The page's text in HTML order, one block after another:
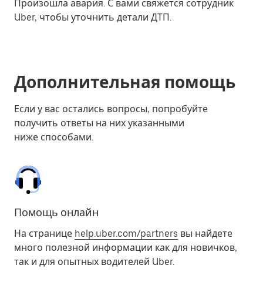
Произошла авария. С вами свяжется сотрудник
Uber, чтобы уточнить детали ДТП.
Дополнительная помощь
Если у вас остались вопросы, попробуйте
получить ответы на них указанными
ниже способами.
Помощь онлайн
На странице help.uber.com/partners вы найдете
много полезной информации как для новичков,
так и для опытных водителей Uber.